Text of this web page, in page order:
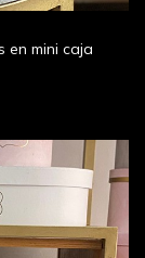
en mini caja